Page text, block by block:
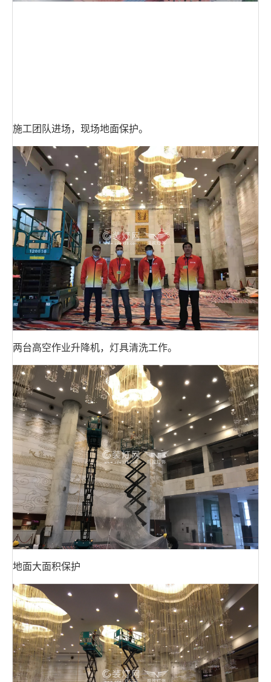
施工团队进场，现场地面保护。
两台高空作业升降机，灯具清洗工作。
地面大面积保护